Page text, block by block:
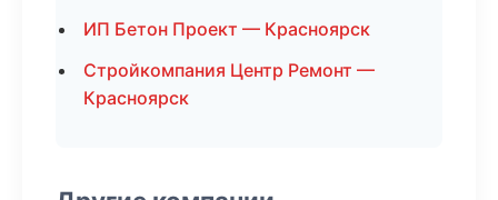
ИП Бетон Проект — Красноярск
Стройкомпания Центр Ремонт —
Красноярск